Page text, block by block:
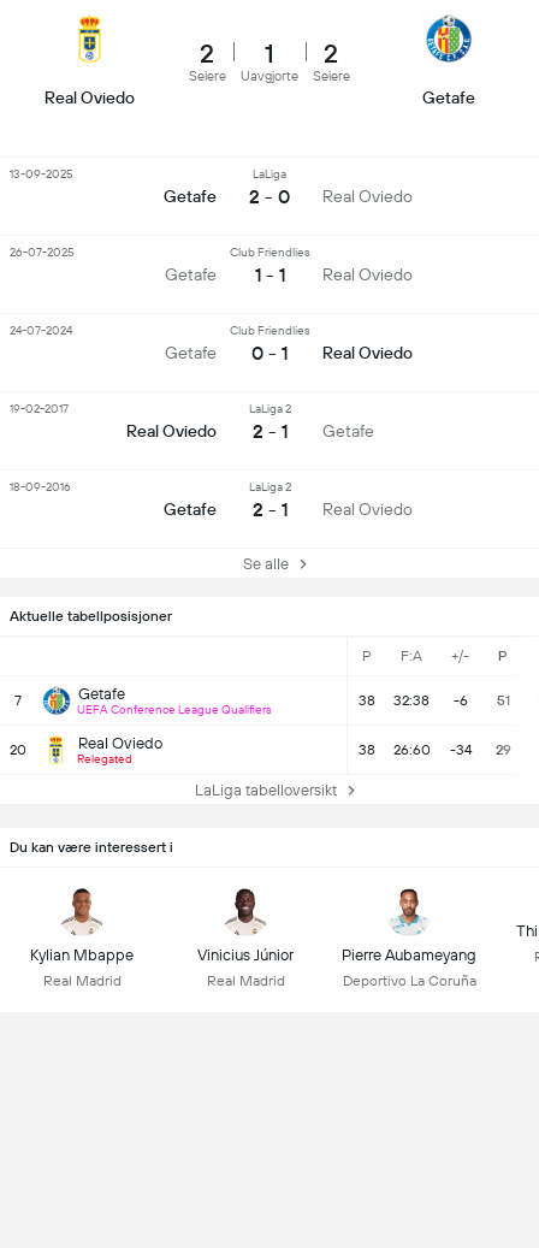
Aktuelle tabellposisjoner
P F:A +/- P
7 Getafe
UEFA Conference League Qualifiers
38 32:38 -6 51
20 Real Oviedo
Relegated
38 26:60 -34 29
LaLiga tabelloversikt
Real Oviedo
2
Seiere
1
Uavgjorte
2
Seiere
Getafe
Getafe
LaLiga
2 - 0 Real Oviedo
13-09-2025
Getafe
Club Friendlies
1 - 1 Real Oviedo
26-07-2025
Getafe
Club Friendlies
0 - 1 Real Oviedo
24-07-2024
Real Oviedo
LaLiga 2
2 - 1 Getafe
19-02-2017
Getafe
LaLiga 2
2 - 1 Real Oviedo
18-09-2016
Se alle
Du kan være interessert i
Kylian Mbappe
Real Madrid
Vinicius Júnior
Real Madrid
Pierre Aubameyang
Deportivo La Coruña